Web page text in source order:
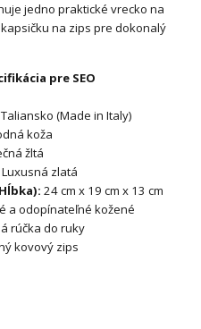
jedno praktické vrecko na
na zips pre dokonalý
pre SEO
Taliansko (Made in Italy)
koža
žltá
Luxusná zlatá
24 cm x 19 cm x 13 cm
a odopínateľné kožené
rúčka do ruky
kovový zips